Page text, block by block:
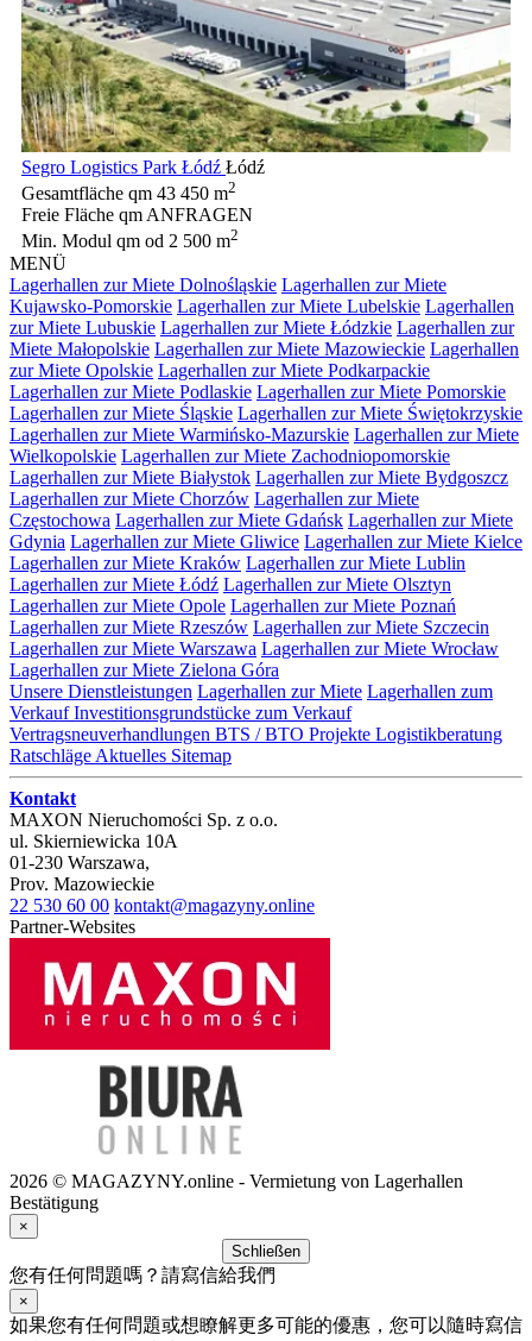
Segro Logistics Park Łódź Łódź
Gesamtfläche qm 43 450 m2
Freie Fläche qm ANFRAGEN
Min. Modul qm od 2 500 m2
MENÜ
Lagerhallen zur Miete Dolnośląskie Lagerhallen zur Miete
Kujawsko-Pomorskie Lagerhallen zur Miete Lubelskie Lagerhallen
zur Miete Lubuskie Lagerhallen zur Miete Łódzkie Lagerhallen zur
Miete Małopolskie Lagerhallen zur Miete Mazowieckie Lagerhallen
zur Miete Opolskie Lagerhallen zur Miete Podkarpackie
Lagerhallen zur Miete Podlaskie Lagerhallen zur Miete Pomorskie
Lagerhallen zur Miete Śląskie Lagerhallen zur Miete Świętokrzyskie
Lagerhallen zur Miete Warmińsko-Mazurskie Lagerhallen zur Miete
Wielkopolskie Lagerhallen zur Miete Zachodniopomorskie
Lagerhallen zur Miete Białystok Lagerhallen zur Miete Bydgoszcz
Lagerhallen zur Miete Chorzów Lagerhallen zur Miete
Częstochowa Lagerhallen zur Miete Gdańsk Lagerhallen zur Miete
Gdynia Lagerhallen zur Miete Gliwice Lagerhallen zur Miete Kielce
Lagerhallen zur Miete Kraków Lagerhallen zur Miete Lublin
Lagerhallen zur Miete Łódź Lagerhallen zur Miete Olsztyn
Lagerhallen zur Miete Opole Lagerhallen zur Miete Poznań
Lagerhallen zur Miete Rzeszów Lagerhallen zur Miete Szczecin
Lagerhallen zur Miete Warszawa Lagerhallen zur Miete Wrocław
Lagerhallen zur Miete Zielona Góra
Unsere Dienstleistungen Lagerhallen zur Miete Lagerhallen zum
VerkaufInvestitionsgrundstücke zum Verkauf
Vertragsneuverhandlungen BTS / BTO Projekte Logistikberatung
Ratschläge Aktuelles Sitemap
Kontakt
MAXON Nieruchomości Sp. z o.o.
ul. Skierniewicka 10A
01-230 Warszawa,
Prov. Mazowieckie
22 530 60 00 kontakt@magazyny.online
Partner-Websites
2026 © MAGAZYNY.online - Vermietung von Lagerhallen
Bestätigung
×
Schließen
您有任何問題嗎？請寫信給我們
×
如果您有任何問題或想瞭解更多可能的優惠，您可以隨時寫信